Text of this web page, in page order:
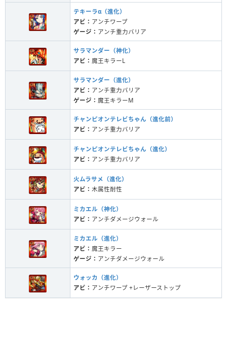
テキーラα（進化）
アビ： アンチワープ
ゲージ： アンチ重力バリア
サラマンダー（神化）
アビ： 魔王キラーL
サラマンダー（進化）
アビ： アンチ重力バリア
ゲージ： 魔王キラーM
チャンピオンテレビちゃん（進化前）
アビ： アンチ重力バリア
チャンピオンテレビちゃん（進化）
アビ： アンチ重力バリア
火ムラサメ（進化）
アビ： 木属性耐性
ミカエル（神化）
アビ： アンチダメージウォール
ミカエル（進化）
アビ： 魔王キラー
ゲージ： アンチダメージウォール
ウォッカ（進化）
アビ： アンチワープ +レーザーストップ